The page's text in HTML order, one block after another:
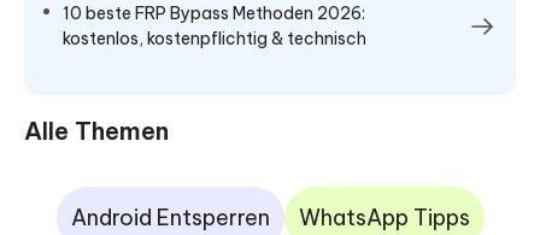
10 beste FRP Bypass Methoden 2026:
kostenlos, kostenpflichtig & technisch
Alle Themen
Android Entsperren WhatsApp Tipps